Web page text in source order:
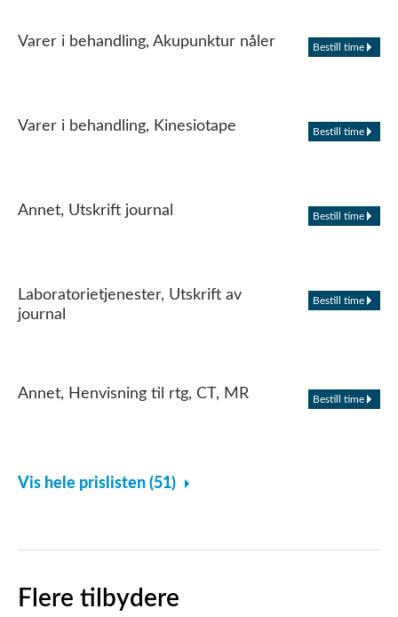
Varer i behandling, Akupunktur nåler Bestill time
Varer i behandling, Kinesiotape Bestill time
Annet, Utskrift journal Bestill time
Laboratorietjenester, Utskrift av
journal
Bestill time
Annet, Henvisning til rtg, CT, MR Bestill time
Vis hele prislisten (51)
Flere tilbydere